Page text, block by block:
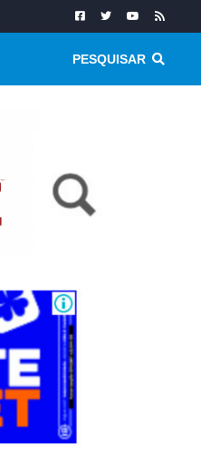
PESQUISAR